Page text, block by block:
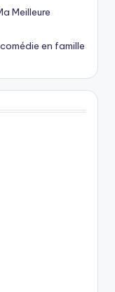
Meilleure
en famille